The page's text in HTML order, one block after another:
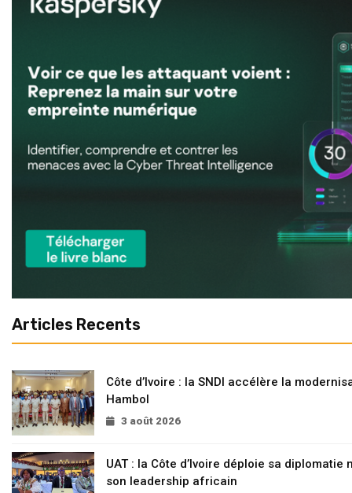
Articles Recents
Côte d’Ivoire : la SNDI accélère la
Hambol
3 août 2026
UAT : la Côte d’Ivoire déploie sa
son leadership africain